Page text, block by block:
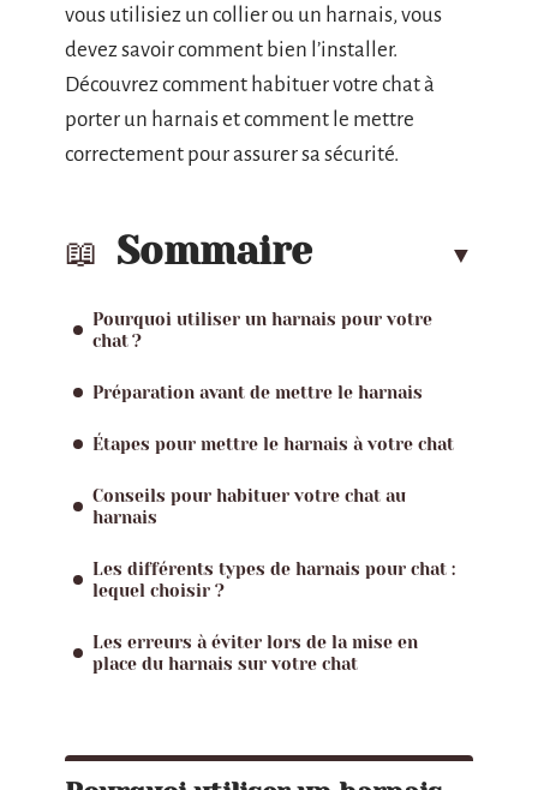
vous utilisiez un collier ou un harnais, vous
devez savoir comment bien l’installer.
Découvrez comment habituer votre chat à
porter un harnais et comment le mettre
correctement pour assurer sa sécurité.
Sommaire
Pourquoi utiliser un harnais pour votre
chat ?
Préparation avant de mettre le harnais
Étapes pour mettre le harnais à votre chat
Conseils pour habituer votre chat au
harnais
Les différents types de harnais pour chat :
lequel choisir ?
Les erreurs à éviter lors de la mise en
place du harnais sur votre chat